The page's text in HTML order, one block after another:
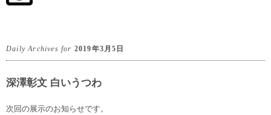
Daily Archives for 2019年3月5日
深澤彰文 白いうつわ
次回の展示のお知らせです。